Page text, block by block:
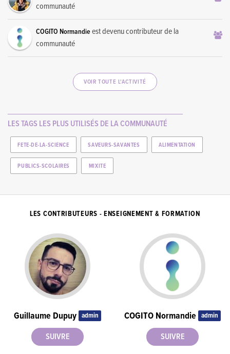
communauté
COGITO Normandieest devenu contributeur de la
communauté
VOIR TOUTE L'ACTIVITÉ
LES TAGS LES PLUS UTILISÉS DE LA COMMUNAUTÉ
FETE-DE-LA-SCIENCE SAVEURS-SAVANTES ALIMENTATION
PUBLICS-SCOLAIRES MIXITE
LES CONTRIBUTEURS - ENSEIGNEMENT & FORMATION
Guillaume Dupuy admin COGITO Normandie admin